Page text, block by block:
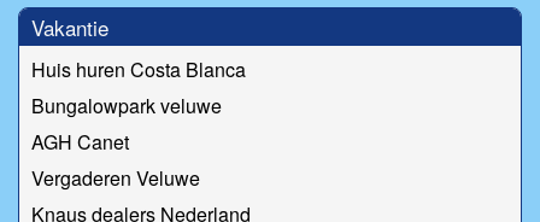
Vakantie
Huis huren Costa Blanca
Bungalowpark veluwe
AGH Canet
Vergaderen Veluwe
Knaus dealers Nederland